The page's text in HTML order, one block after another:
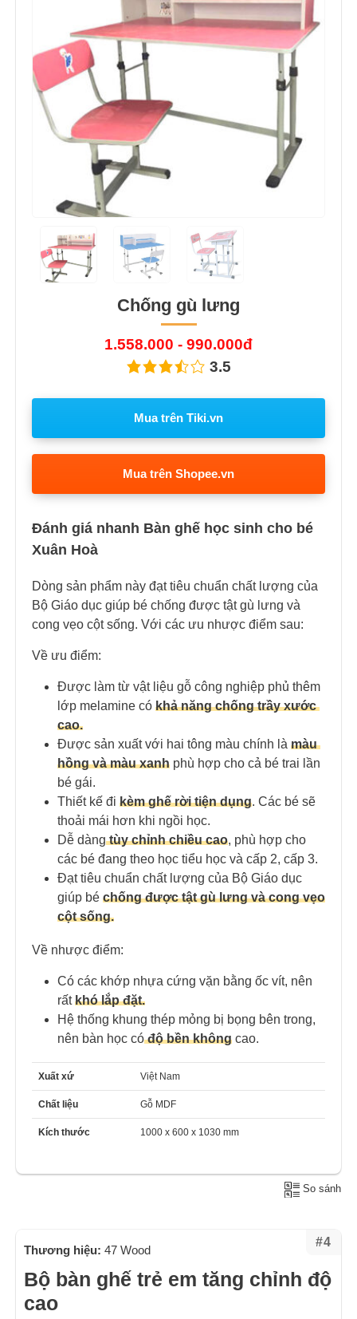
Chống gù lưng
1.558.000 - 990.000đ
3.5
Mua trên Tiki.vn
Mua trên Shopee.vn
Đánh giá nhanh Bàn ghế học sinh cho bé
Xuân Hoà
Dòng sản phẩm này đạt tiêu chuẩn chất lượng của
Bộ Giáo dục giúp bé chống được tật gù lưng và
cong vẹo cột sống. Với các ưu nhược điểm sau:
Về ưu điểm:
Được làm từ vật liệu gỗ công nghiệp phủ thêm
lớp melamine có khả năng chống trầy xước
cao.
Được sản xuất với hai tông màu chính là màu
hồng và màu xanh phù hợp cho cả bé trai lần
bé gái.
Thiết kế đi kèm ghế rời tiện dụng. Các bé sẽ
thoải mái hơn khi ngồi học.
Dễ dàngtùy chỉnh chiều cao, phù hợp cho
các bé đang theo học tiểu học và cấp 2, cấp 3.
Đạt tiêu chuẩn chất lượng của Bộ Giáo dục
giúp bé chống được tật gù lưng và cong vẹo
cột sống.
Về nhược điểm:
Có các khớp nhựa cứng vặn bằng ốc vít, nên
rất khó lắp đặt.
Hệ thống khung thép mỏng bị bọng bên trong,
nên bàn học cóđộ bền không cao.
Xuất xứ Việt Nam
Chất liệu Gỗ MDF
Kích thước 1000 x 600 x 1030 mm
So sánh
#4
Thương hiệu: 47 Wood
Bộ bàn ghế trẻ em tăng chỉnh độ
cao